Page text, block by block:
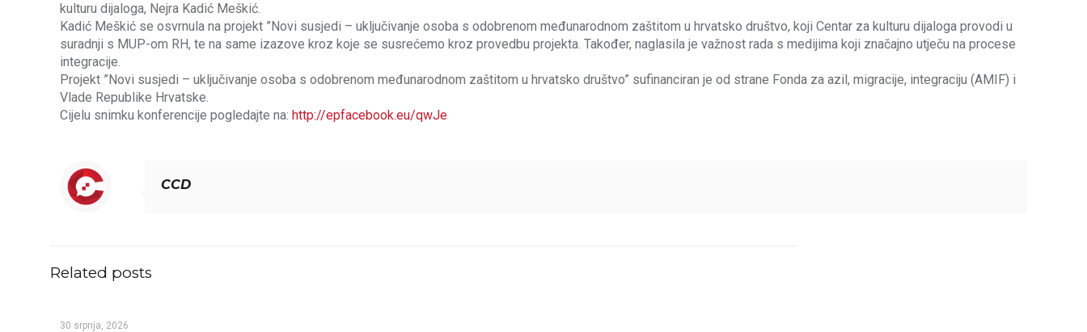
kulturu dijaloga, Nejra Kadić Meškić.
Kadić Meškić se osvrnula na projekt ”Novi susjedi – uključivanje osoba s odobrenom međunarodnom zaštitom u hrvatsko društvo, koji Centar za kulturu dijaloga provodi u
suradnji s MUP-om RH, te na same izazove kroz koje se susrećemo kroz provedbu projekta. Također, naglasila je važnost rada s medijima koji značajno utječu na procese
integracije.
Projekt ”Novi susjedi – uključivanje osoba s odobrenom međunarodnom zaštitom u hrvatsko društvo” sufinanciran je od strane Fonda za azil, migracije, integraciju (AMIF) i
Vlade Republike Hrvatske.
Cijelu snimku konferencije pogledajte na:http://epfacebook.eu/qwJe
CCD
Related posts
30 srpnja, 2026